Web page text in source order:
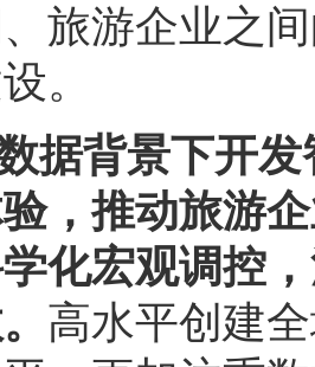
旅游企业之
。
据背景下开
，推动旅游
化宏观调控
高水平创建